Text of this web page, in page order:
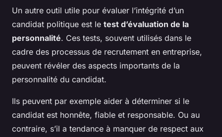
Un autre outil utile pour évaluer l’intégrité d’un
candidat politique est le test d’évaluation de la
personnalité. Ces tests, souvent utilisés dans le
cadre des processus de recrutement en entreprise,
peuvent révéler des aspects importants de la
personnalité du candidat.
Ils peuvent par exemple aider à déterminer si le
candidat est honnête, fiable et responsable. Ou au
contraire, s’il a tendance à manquer de respect aux